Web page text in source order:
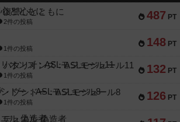
487 PT
讐心とともに
2件の投稿
148 PT
1件の投稿
132 PT
バタリオンズ：ASLモジュール11
1件の投稿
126 PT
・ブシドー：ASLモジュール8
1件の投稿
デュエル 偽造者